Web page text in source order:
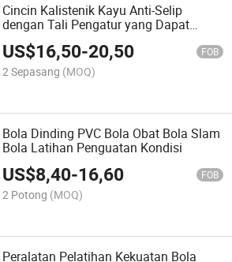
Cincin Kalistenik Kayu Anti-Selip
dengan Tali Pengatur yang Dapat
Disesuaikan
US$16,50-20,50 FOB
2 Sepasang (MOQ)
Bola Dinding PVC Bola Obat Bola Slam
Bola Latihan Penguatan Kondisi
US$8,40-16,60 FOB
2 Potong (MOQ)
Peralatan Pelatihan Kekuatan Bola